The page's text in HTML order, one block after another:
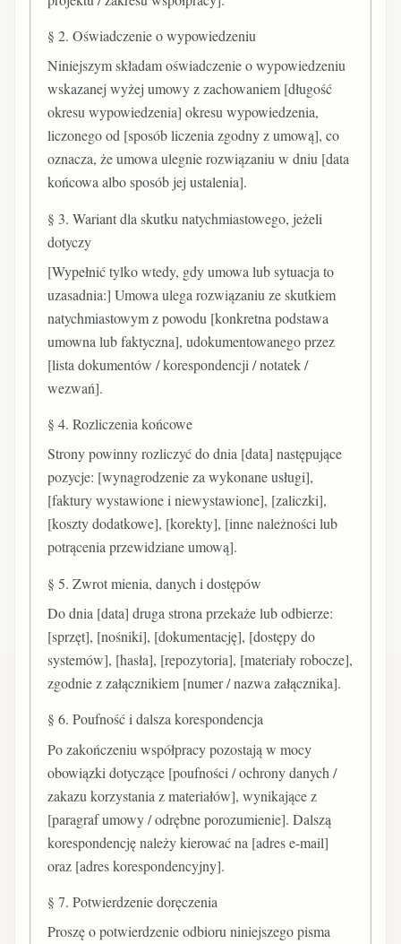
§ 2. Oświadczenie o wypowiedzeniu
Niniejszym składam oświadczenie o wypowiedzeniu
wskazanej wyżej umowy z zachowaniem [długość
okresu wypowiedzenia] okresu wypowiedzenia,
liczonego od [sposób liczenia zgodny z umową], co
oznacza, że umowa ulegnie rozwiązaniu w dniu [data
końcowa albo sposób jej ustalenia].
§ 3. Wariant dla skutku natychmiastowego, jeżeli
dotyczy
[Wypełnić tylko wtedy, gdy umowa lub sytuacja to
uzasadnia:] Umowa ulega rozwiązaniu ze skutkiem
natychmiastowym z powodu [konkretna podstawa
umowna lub faktyczna], udokumentowanego przez
[lista dokumentów / korespondencji / notatek /
wezwań].
§ 4. Rozliczenia końcowe
Strony powinny rozliczyć do dnia [data] następujące
pozycje: [wynagrodzenie za wykonane usługi],
[faktury wystawione i niewystawione], [zaliczki],
[koszty dodatkowe], [korekty], [inne należności lub
potrącenia przewidziane umową].
§ 5. Zwrot mienia, danych i dostępów
Do dnia [data] druga strona przekaże lub odbierze:
[sprzęt], [nośniki], [dokumentację], [dostępy do
systemów], [hasła], [repozytoria], [materiały robocze],
zgodnie z załącznikiem [numer / nazwa załącznika].
§ 6. Poufność i dalsza korespondencja
Po zakończeniu współpracy pozostają w mocy
obowiązki dotyczące [poufności / ochrony danych /
zakazu korzystania z materiałów], wynikające z
[paragraf umowy / odrębne porozumienie]. Dalszą
korespondencję należy kierować na [adres e-mail]
oraz [adres korespondencyjny].
§ 7. Potwierdzenie doręczenia
Proszę o potwierdzenie odbioru niniejszego pisma